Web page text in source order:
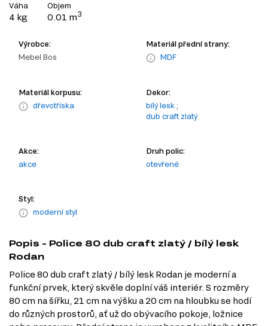
Váha
4 kg
Objem
0.01 m3
Výrobce:
Mebel Bos
Materiál přední strany:
MDF
Materiál korpusu:
dřevotříska
Dekor:
bílý lesk ;
dub craft zlatý
Akce:
akce
Druh polic:
otevřené
Styl:
moderní styl
Popis - Police 80 dub craft zlatý / bílý lesk
Rodan
Police 80 dub craft zlatý / bílý lesk Rodan je moderní a
funkční prvek, který skvěle doplní váš interiér. S rozměry
80 cm na šířku, 21 cm na výšku a 20 cm na hloubku se hodí
do různých prostorů, ať už do obývacího pokoje, ložnice